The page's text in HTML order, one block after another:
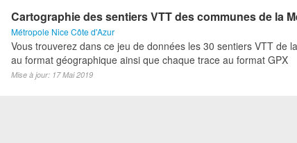
Cartographie des sentiers VTT des communes de la
Métropole Nice Côte d'Azur
Vous trouverez dans ce jeu de données les 30 sentiers VTT de
au format géographique ainsi que chaque trace au format GPX
Mise à jour: 17 Mai 2019